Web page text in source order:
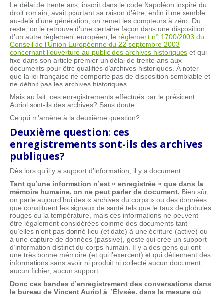
Le délai de trente ans, inscrit dans le code Napoléon inspiré du
droit romain, avait pourtant sa raison d’être, enfin il me semble:
au-delà d’une génération, on remet les compteurs à zéro. Du
reste, on le retrouve d’une certaine façon dans une disposition
d’un autre règlement européen, le règlement n° 1700/2003 du
Conseil de l’Union Européenne du 22 septembre 2003
concernant l’ouverture au public des archives historiques et qui
fixe dans son article premier un délai de trente ans aux
documents pour être qualifiés d’archives historiques. À noter
que la loi française ne comporte pas de disposition semblable et
ne définit pas les archives historiques.
Mais au fait, ces enregistrements effectués par le président
Auriol sont-ils des archives? Sans doute.
Ce qui m’amène à la deuxième question?
Deuxième question: ces
enregistrements sont-ils des archives
publiques?
Dès lors qu’il y a support d’information, il y a document.
Tant qu’une information n’est « enregistrée » que dans la
mémoire humaine, on ne peut parler de document. Bien sûr,
on parle aujourd’hui des « archives du corps » ou des données
que constituent les signaux de santé tels que le taux de globules
rouges ou la température, mais ces informations ne peuvent
être légalement considérées comme des documents tant
qu’elles n’ont pas donné lieu (et date) à une écriture (active) ou
à une capture de données (passive), geste qui crée un support
d’information distinct du corps humain. Il y a des gens qui ont
une très bonne mémoire (et qui l’exercent) et qui détiennent des
informations sans avoir ni produit ni collecté aucun document,
aucun fichier, aucun support.
Donc ces bandes d’enregistrement des conversations dans
le bureau de Vincent Auriol à l’Élysée, dans la mesure où